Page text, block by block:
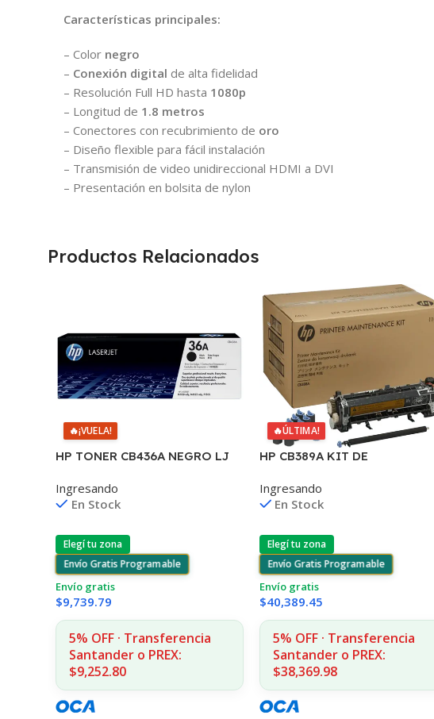
Características principales:
– Color negro
– Conexión digital de alta fidelidad
– Resolución Full HD hasta 1080p
– Longitud de 1.8 metros
– Conectores con recubrimiento de oro
– Diseño flexible para fácil instalación
– Transmisión de video unidireccional HDMI a DVI
– Presentación en bolsita de nylon
Productos Relacionados
🔥¡VUELA!
HP TONER CB436A NEGRO LJ
COPIAS
Ingresando
En Stock
Elegí tu zona
Envío Gratis Programable
Envío gratis
$9,739.79
5% OFF · Transferencia
Santander o PREX:
$9,252.80
🔥ÚLTIMA!
HP CB389A KIT DE
P4014/4015/4515 225.000 CPS
Ingresando
En Stock
Elegí tu zona
Envío Gratis Programable
Envío gratis
$40,389.45
5% OFF · Transferencia
Santander o PREX:
$38,369.98